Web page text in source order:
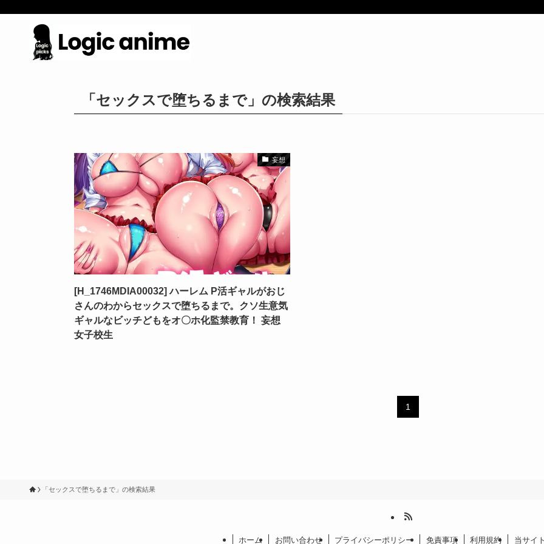
「セックスで堕ちるまで」の検索結果
妄想
[H_1746MDIA00032] ハーレム P活ギャルがおじ
さんのわからセックスで堕ちるまで。クソ生意気
ギャルなビッチどもをオ〇ホ化監禁教育！ 妄想
女子校生
1
「セックスで堕ちるまで」の検索結果
ホーム お問い合わせ プライバシーポリシー 免責事項 利用規約 当サイ